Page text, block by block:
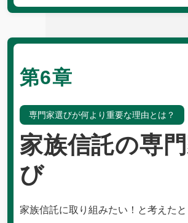
第6章
専門家選びが何より重要な理由とは？
家族信託の専
び
家族信託に取り組みたい！と考えた